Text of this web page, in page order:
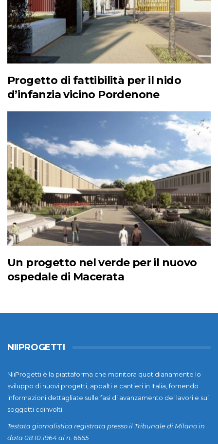
Progetto di fattibilità per il nido
d’infanzia vicino Pordenone
Un progetto nel verde per il nuovo
ospedale di Macerata
NIIPROGETTI
NiiProgetti è la piattaforma che monitora quotidianamente lo
sviluppo di nuovi progetti, appalti e cantieri in Italia, fornendo
informazioni dettagliate sulle fasi di avanzamento dei lavori e sui
soggetti coinvolti.
Testata giornalistica registrata presso il Tribunale di Milano in
data 08.10.1964 al n. 6665